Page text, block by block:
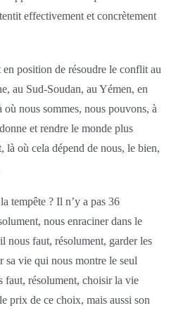
effectivement et concrètement
en position de résoudre le conflit au
au Sud-Soudan, au Yémen, en
nous sommes, nous pouvons, à
et rendre le monde plus
là où cela dépend de nous, le bien,
tempête ? Il n’y a pas 36
nous enraciner dans le
nous faut, résolument, garder les
sa vie qui nous montre le seul
faut, résolument, choisir la vie
prix de ce choix, mais aussi son